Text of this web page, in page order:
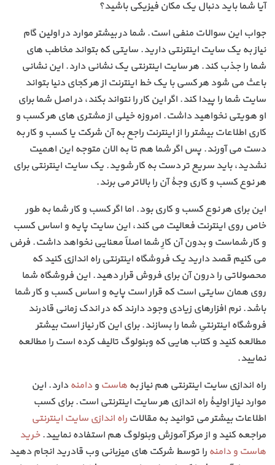
آیا شما باید دنبال یک مکان فیزیکی باشید؟
جواب این سوالات منفی است. شما در بیشتر موارد در اولین گام
نیاز به یک سایت اینترنتی دارید. سایتی که بتواند مخاطب های
شما را جذب کند. هر سایت اینترنتی یک نشانی دارد. این نشانی
باعث می شود هر کسی با یک خط اینترنت از هر کجای دنیا بتواند
سایت شما را پیدا کند. اگر این کار را نتواند بکند، در اصل شما برای
او هویتی نخواهید داشت. امروزه خیلی از مشتری های هر کسب و
کاری اطلاعات بیشتر را از اینترنت راجع به آن شرکت یا کسب و کار به
دست می آورند. پس اگر شما هم تا به الان متوجه این اهمیت
نشدید، باید سریع تر دست به کار شوید. یک سایت اینترنتی برای
هر نوع کسب و کاری وجۀ آن را بالاتر می برند.
این برای هر نوع کسب و کاری بود. اما اگر کسب و کار شما به طور
خاص روی اینترنت فعالیت می کند، این سایت پایه و اساس کسب
و کار شماست و بدون آن کارِ شما اصلاً معنایی نخواهد داشت. فرض
می کنیم قصد دارید یک فروشگاه اینترنتی راه اندازی کنید که
محصولاتی را درون آن برای فروش قرار دهید. این فروشگاه شما
روی همان سایتی است که قرار است پایه و اساس کسب و کار شما
باشد. نرم افزارهای زیادی وجود دارند که در اندک زمانی قادرند
فروشگاه اینترنتیِ شما را بسازند. برای این کار نیاز است بیشتر
مطالعه کنید و کتاب هایی که وبنولوگ تالیف کرده است را مطالعه
نمایید.
راه اندازی سایت اینترنتی هم نیاز به هاست و دامنه دارد. این
موارد نیاز اولیۀ راه اندازی هر سایت اینترنتی است. برای کسب
اطلاعات بیشتر می توانید به مقالات راه اندازی سایت اینترنتی
مراجعه کنید و از مرکز آموزش وبنولوگ هم استفاده نمایید.خرید
هاست و دامنه را توسط شرکت های میزبانی وب قادرید انجام دهید